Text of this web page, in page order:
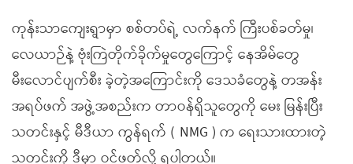
ကုန်းသာကျေးရွာမှာ စစ်တပ်ရဲ့ လက်နက် ကြီးပစ်ခတ်မှု၊
လေယာဉ်နဲ့ ဗုံးကြဲတိုက်ခိုက်မှုတွေကြောင့် နေအိမ်တွေ
မီးလောင်ပျက်စီး ခဲ့တဲ့အကြောင်းကို ဒေသခံတွေနဲ့ တအန်း
အရပ်ဖက် အဖွဲ့အစည်းက တာဝန်ရှိသူတွေကို မေး မြန်းပြီး
သတင်းနှင့် မီဒီယာ ကွန်ရက် ( NMG ) က ရေးသားထားတဲ့
သတင်းကို ဒီမှာ ဝင်ဖတ်လို့ ရပါတယ်။